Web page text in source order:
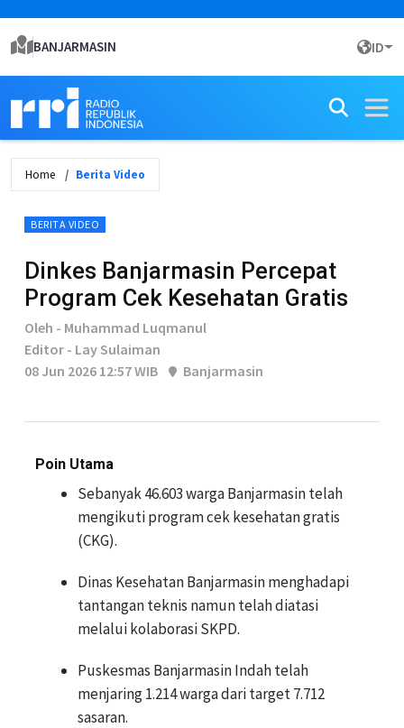
BANJARMASIN ID
Home Berita Video
BERITA VIDEO
Dinkes Banjarmasin Percepat
Program Cek Kesehatan Gratis
Oleh - Muhammad Luqmanul
Editor - Lay Sulaiman
08 Jun 2026 12:57 WIB
Banjarmasin
Poin Utama
Sebanyak 46.603 warga Banjarmasin telah
mengikuti program cek kesehatan gratis
(CKG).
Dinas Kesehatan Banjarmasin menghadapi
tantangan teknis namun telah diatasi
melalui kolaborasi SKPD.
Puskesmas Banjarmasin Indah telah
menjaring 1.214 warga dari target 7.712
sasaran.